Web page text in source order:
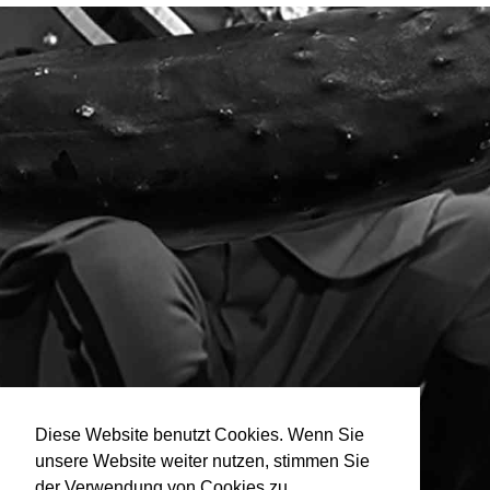
Diese Website benutzt Cookies. Wenn Sie
unsere Website weiter nutzen, stimmen Sie